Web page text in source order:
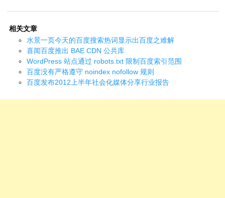
相关文章
水景一页今天的百度搜索热词显示出百度之难解
喜闻百度推出 BAE CDN 公共库
WordPress 站点通过 robots.txt 限制百度索引范围
百度没有严格遵守 noindex nofollow 规则
百度发布2012上半年社会化媒体分享行业报告